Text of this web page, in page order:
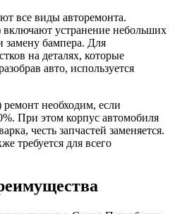
все виды авторемонта.
устранение небольших
замену бампера. Для
на деталях, которые
авто, используется
необходим, если
При этом корпус автомобиля
честь запчастей заменяется.
требуется для всего